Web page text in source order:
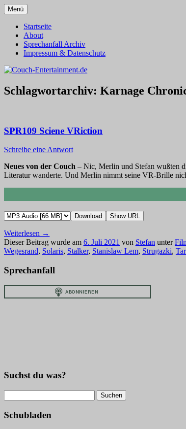
Zum
Inhalt
springen
Couch-Entertainment.de
Menü
Startseite
About
Sprechanfall Archiv
Impressum & Datenschutz
Schlagwortarchiv: Karnage
SPR109 Sciene VRiction
Schreibe eine Antwort
Neues von der Couch – Nic, Merlin und Stefan wußten
Literatur wanderte. Und Merlin nimmt seine VR-Brille
Download Show URL
Weiterlesen →
Dieser Beitrag wurde am 6. Juli 2021 von Stefan unter
Wegesrand, Solaris, Stalker, Stanislaw Lem, Strugazki,
Sprechanfall
Suchst du was?
nach:
Schubladen